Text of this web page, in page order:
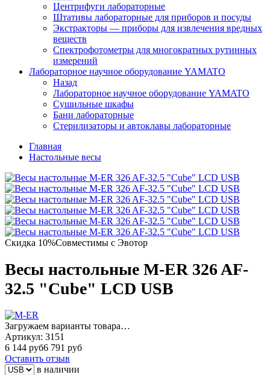
Центрифуги лабораторные
Штативы лабораторные для приборов и посуды
Экстракторы — приборы для извлечения вредных
веществ
Спектрофотометры для многократных рутинных
измерений
Лабораторное научное оборудование YAMATO
Назад
Лабораторное научное оборудование YAMATO
Сушильные шкафы
Бани лабораторные
Стерилизаторы и автоклавы лабораторные
Главная
Настольные весы
Скидка 10%Совместимы с Эвотор
Весы настольные M-ER 326 AF-
32.5 "Cube" LCD USB
Загружаем варианты товара…
Артикул: 3151
6 144 руб6 791 руб
Оставить отзыв
в наличии